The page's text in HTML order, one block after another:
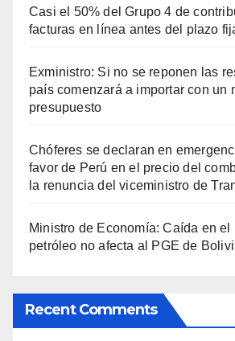
Casi el 50% del Grupo 4 de
facturas en línea antes del plazo
Exministro: Si no se reponen las
país comenzará a importar con un
presupuesto
Chóferes se declaran en
favor de Perú en el precio del
la renuncia del viceministro de
Ministro de Economía: Caída en el
petróleo no afecta al PGE de
Recent Comments